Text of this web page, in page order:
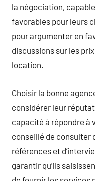
la négociation,
favorables pour leurs
pour argumenter en
discussions sur les
location.
Choisir la bonne
considérer leur
capacité à répondre à
conseillé de consulter
références et
garantir qu’ils